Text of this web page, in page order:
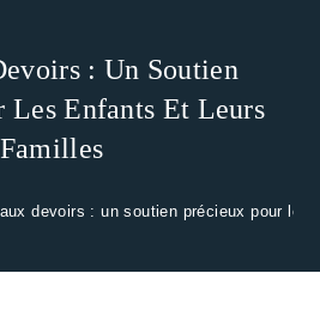
: Un Soutien
Les Enfants Et Leurs
Familles
devoirs : un soutien précieux pour les